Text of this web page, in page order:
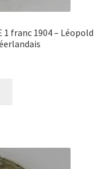
1 franc 1904 – Léopold